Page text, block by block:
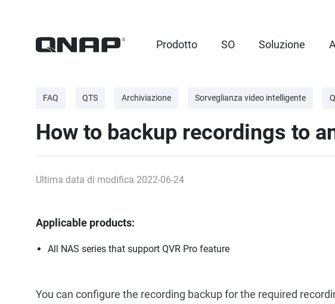
Prodotto SO Soluzione
FAQ QTS Archiviazione Sorveglianza video intelligente
How to backup recordings to
Ultima data di modifica 2022-06-24
Applicable products:
All NAS series that support QVR Pro feature
You can configure the recording backup for the required